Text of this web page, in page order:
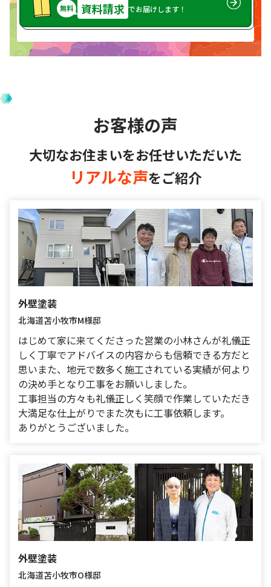
資料請求 でお届けします！
お客様の声
大切なお住まいをお任せいただいた
リアルな声をご紹介
外壁塗装
北海道苫小牧市M様邸
はじめて家に来てくださった営業の小林さんが礼儀正
しく丁寧でアドバイスの内容からも信頼できる方だと
思いまた、地元で数多く施工されている実績が何より
の決め手となり工事をお願いしました。
工事担当の方々も礼儀正しく笑顔で作業していただき
大満足な仕上がりでまた次もに工事依頼します。
ありがとうございました。
外壁塗装
北海道苫小牧市O様邸